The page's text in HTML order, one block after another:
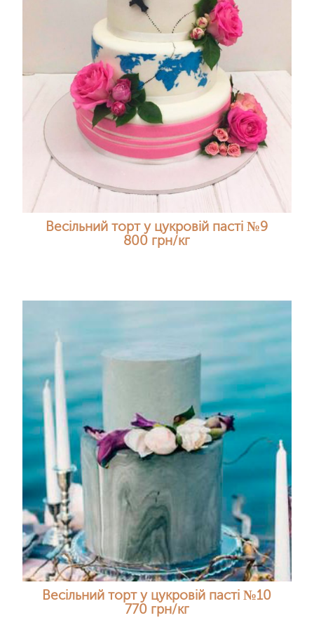
Весільний торт у цукровій пасті №9
800 грн/кг
Весільний торт у цукровій пасті №10
770 грн/кг